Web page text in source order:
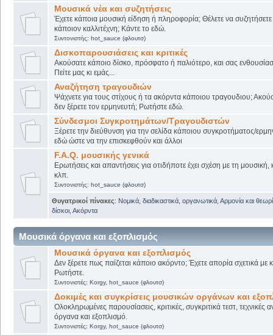
Μουσικά νέα και συζητήσεις
Έχετε κάποια μουσική είδηση ή πληροφορία; Θέλετε να
κάποιον καλλιτέχνη; Κάντε το εδώ.
Συντονιστής: hot_sauce (φλουτσ)
Δισκοπαρουσιάσεις και κριτικές
Ακούσατε κάποιο δίσκο, πρόσφατο ή παλιότερο, και σας
Πείτε μας κι εμάς...
Αναζήτηση τραγουδιών
Ψάχνετε για τους στίχους ή τα ακόρντα κάποιου τραγουδιου;
δεν ξέρετε τον ερμηνευτή; Ρωτήστε εδώ.
Σύνδεσμοι Συγκροτημάτων/Τραγουδιστών
Ξέρετε την διεύθυνση για την σελίδα κάποιου συγκροτήματος/
εδώ ώστε να την επισκεφθούν και άλλοι
F.A.Q. μουσικής γενικά
Ερωτήσεις και απαντήσεις για οτιδήποτε έχει σχέση με τη μουσική,
κλπ.
Συντονιστής: hot_sauce (φλουτσ)
Θυγατρικοί πίνακες: Νομικά, διαδικαστικά, οργανωτικά Αρμονία και
δίσκοι Ακόρντα
Μουσικά όργανα και εξοπλισμός
Μουσικά όργανα και εξοπλισμός
Δεν ξέρετε πως παίζεται κάποιο ακόρντο; Έχετε απορία σχετικά
Ρωτήστε.
Συντονιστές: Korgy, hot_sauce (φλουτσ)
Δοκιμές και συγκρίσεις μουσικών οργάνων και
Ολοκληρωμένες παρουσίασεις, κριτικές, συγκριτικά τεστ, τεχνικές
όργανα και εξοπλισμό.
Συντονιστές: Korgy, hot_sauce (φλουτσ)